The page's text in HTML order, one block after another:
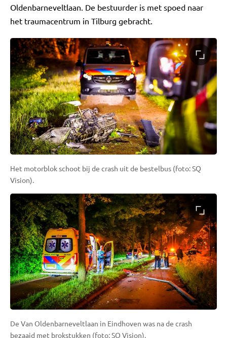
Oldenbarneveltlaan. De bestuurder is met spoed naar
het traumacentrum in Tilburg gebracht.
Het motorblok schoot bij de crash uit de bestelbus (foto: SQ
Vision).
De Van Oldenbarneveltlaan in Eindhoven was na de crash
bezaaid met brokstukken (foto: SQ Vision).